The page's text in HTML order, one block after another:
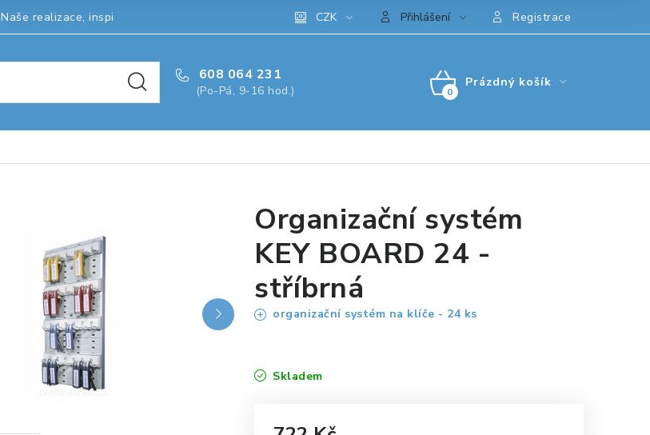
Naše realizace, inspirace a návody CZK Přihlášení Registrace
608 064 231
(Po-Pá, 9-16 hod.)
NÁKUPNÍ
Prázdný košík
Organizační systém
KEY BOARD 24 -
stříbrná
organizační systém na klíče - 24 ks
Skladem